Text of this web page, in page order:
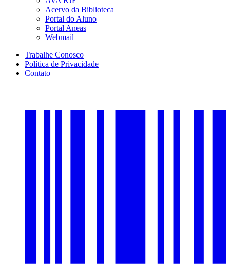
Acervo da Biblioteca
Portal do Aluno
Portal Aneas
Webmail
Trabalhe Conosco
Política de Privacidade
Contato